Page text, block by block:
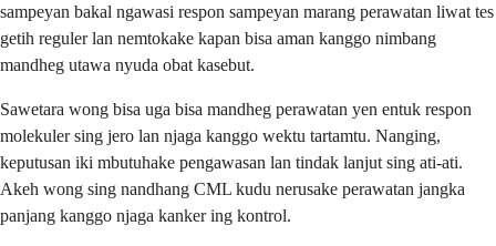
sampeyan bakal ngawasi respon sampeyan marang perawatan liwat tes
getih reguler lan nemtokake kapan bisa aman kanggo nimbang
mandheg utawa nyuda obat kasebut.
Sawetara wong bisa uga bisa mandheg perawatan yen entuk respon
molekuler sing jero lan njaga kanggo wektu tartamtu. Nanging,
keputusan iki mbutuhake pengawasan lan tindak lanjut sing ati-ati.
Akeh wong sing nandhang CML kudu nerusake perawatan jangka
panjang kanggo njaga kanker ing kontrol.